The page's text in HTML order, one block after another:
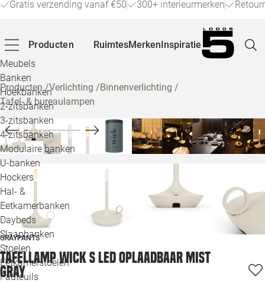
Gratis verzending vanaf €50 300+ interieurmerken
Producten
Meubels
Banken
Hoekbanken
2-zitsbanken
3-zitsbanken
4-zitsbanken
Modulaire banken
U-banken
Hockers
Hal- &
Eetkamerbanken
Daybeds
Slaapbanken
Stoelen
Eetkamerstoelen
Fauteuils
RuimtesMerkenInspiratie
Producten/Verlichting /Binnenverlichting /
Tafel- & bureaulampen
GRAYPANTS
Tafellamp Wick S LED oplaadbaar mist
gray